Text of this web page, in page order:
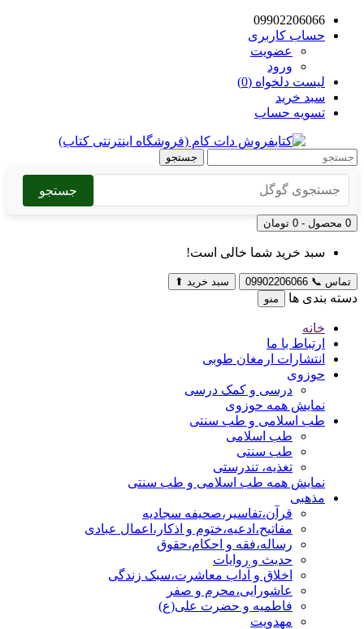
09902206066
حساب کاربری
عضویت
ورود
لیست دلخواه (0)
سبد خرید
تسویه حساب
جستجو
جستجو
0 محصول - 0 تومان
سبد خرید شما خالی است!
تماس 📞
09902206066 سبد خرید ⬆
دسته بندی ها منو
خانه
ارتباط با ما
انتشارات ارمغان طوبی
حوزوی
درسی و کمک درسی
نمایش همه حوزوی
طب اسلامی و طب سنتی
طب اسلامی
طب سنتی
تغذیه، تندرستی
نمایش همه طب اسلامی و طب سنتی
مذهبی
قرآن،تفاسیر،صحیفه سجادیه
مفاتیح،ادعیه،ختوم و اذکار،اعمال عبادی
رساله،فقه و احکام،حقوق
حدیث و روایات
اخلاق و آداب معاشرت،سبک زندگی
عاشورایی،محرم و صفر
فاطمیه و حضرت علی(ع)
مهدویت